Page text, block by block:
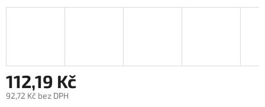
112,19 Kč
92,72 Kč bez DPH